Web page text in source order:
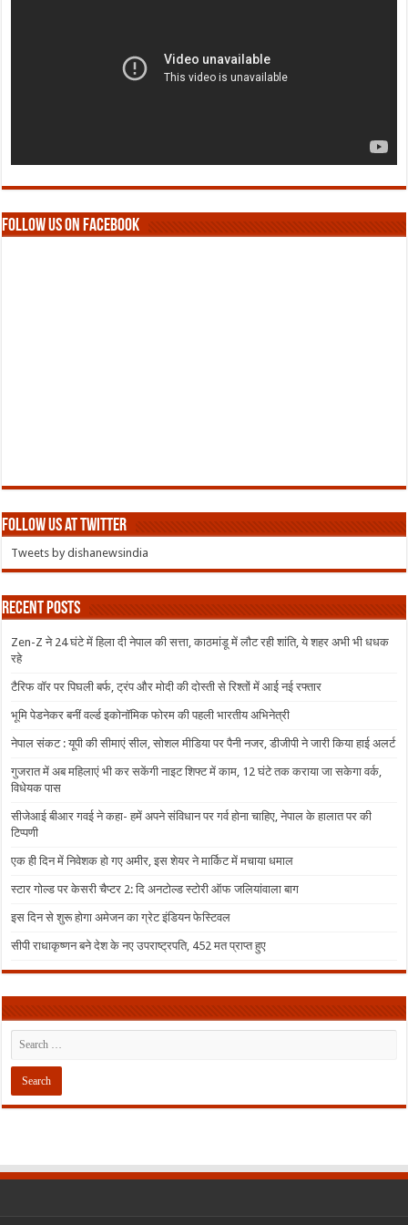
Follow us on Facebook
Follow us at Twitter
Tweets by dishanewsindia
Recent Posts
Zen-Z ने 24 घंटे में हिला दी नेपाल की सत्ता, काठमांडू में लौट रही शांति, ये शहर अभी भी धधक
रहे
टैरिफ वॉर पर पिघली बर्फ, ट्रंप और मोदी की दोस्ती से रिश्तों में आई नई रफ्तार
भूमि पेडनेकर बनीं वर्ल्ड इकोनॉमिक फोरम की पहली भारतीय अभिनेत्री
नेपाल संकट : यूपी की सीमाएं सील, सोशल मीडिया पर पैनी नजर, डीजीपी ने जारी किया हाई अलर्ट
गुजरात में अब महिलाएं भी कर सकेंगी नाइट शिफ्ट में काम, 12 घंटे तक कराया जा सकेगा वर्क,
विधेयक पास
सीजेआई बीआर गवई ने कहा- हमें अपने संविधान पर गर्व होना चाहिए, नेपाल के हालात पर की
टिप्पणी
एक ही दिन में निवेशक हो गए अमीर, इस शेयर ने मार्किट में मचाया धमाल
स्टार गोल्ड पर केसरी चैप्टर 2: दि अनटोल्ड स्टोरी ऑफ जलियांवाला बाग
इस दिन से शुरू होगा अमेजन का ग्रेट इंडियन फेस्टिवल
सीपी राधाकृष्णन बने देश के नए उपराष्ट्रपति, 452 मत प्राप्त हुए